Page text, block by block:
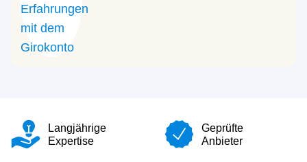
Langjährige
Expertise
Geprüfte
Anbieter